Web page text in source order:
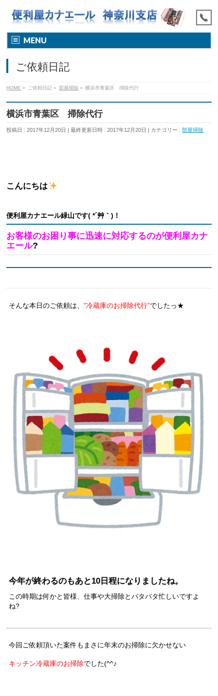
MENU
ご依頼日記
HOME » ご依頼日記 » 部屋掃除 » 横浜市青葉区 掃除代行
横浜市青葉区 掃除代行
投稿日 : 2017年12月20日 最終更新日時 : 2017年12月20日 カテゴリー :部屋掃除
こんにちは
便利屋カナエール緑山です( *´艸｀)！
お客様のお困り事に迅速に対応するのが便利屋カナ
エール?
そんな本日のご依頼は、”冷蔵庫のお掃除代行”でしたっ★
今年が終わるのもあと10日程になりましたね。
この時期は何かと皆様、仕事や大掃除とバタバタ忙しいですよ
ね?
今回ご依頼頂いた案件もまさに年末のお掃除に欠かせない
キッチン冷蔵庫のお掃除でした(^^♪